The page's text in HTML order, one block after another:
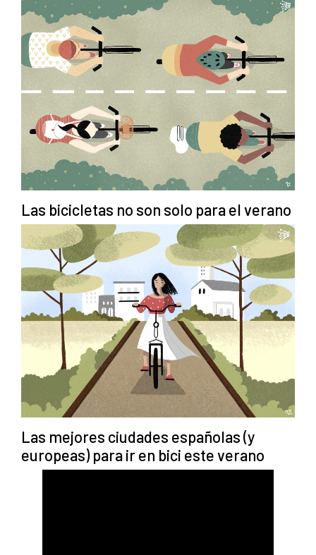
Las bicicletas no son solo para el verano
Las mejores ciudades españolas (y
europeas) para ir en bici este verano